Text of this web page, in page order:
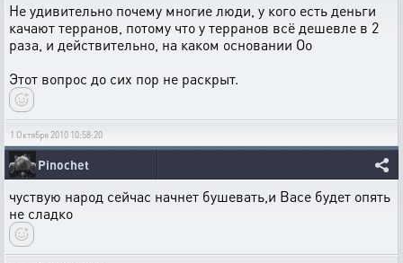
Не удивительно почему многие люди, у кого есть деньги
качают терранов, потому что у терранов всё дешевле в 2
раза, и действительно, на каком основании Оо
Этот вопрос до сих пор не раскрыт.
1 Октября 2010 10:58:20
Pinochet
чуствую народ сейчас начнет бушевать,и Васе будет опять
не сладко